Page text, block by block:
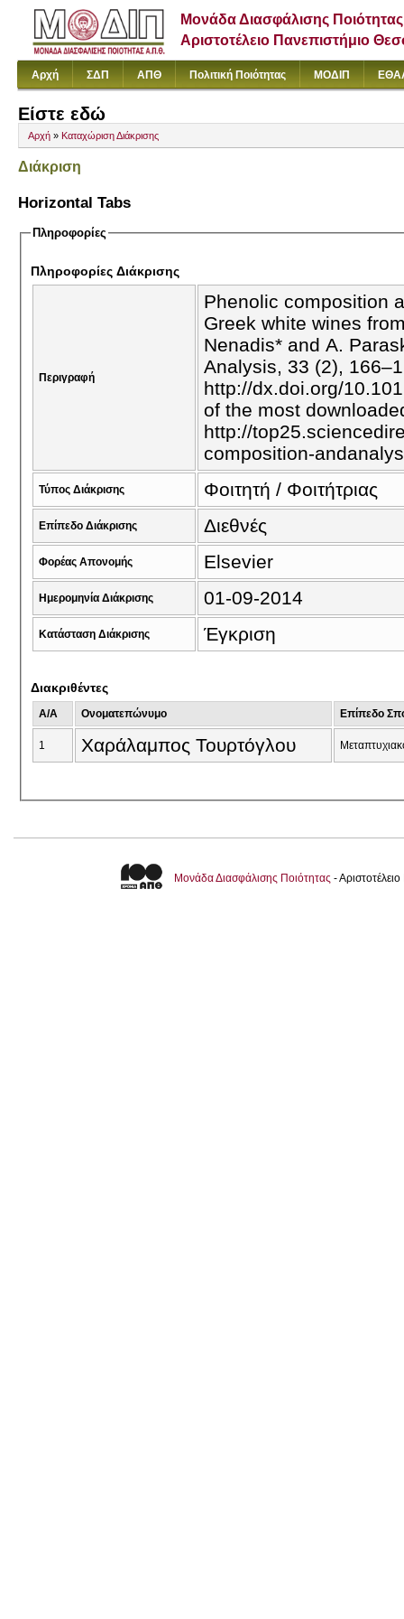
Μονάδα Διασφάλισης Ποιότητας
Αριστοτέλειο Πανεπιστήμιο
Αρχή ΣΔΠ ΑΠΘ Πολιτική Ποιότητας ΜΟΔΙΠ
Είστε εδώ
Αρχή » Καταχώριση Διάκρισης
Διάκριση
Horizontal Tabs
Πληροφορίες
Πληροφορίες Διάκρισης
Περιγραφή
Phenolic composition
Greek white wines
Nenadis* and A.
Analysis, 33 (2),
http://dx.doi.org/
of the most
http://
composition-
Τύπος Διάκρισης Φοιτητή / Φοιτήτριας
Επίπεδο Διάκρισης Διεθνές
Φορέας Απονομής Elsevier
Ημερομηνία Διάκρισης 01-09-2014
Κατάσταση Διάκρισης Έγκριση
Διακριθέντες
A/A Ονοματεπώνυμο Επίπεδο
1 Χαράλαμπος Τουρτόγλου
Μονάδα Διασφάλισης Ποιότητας -